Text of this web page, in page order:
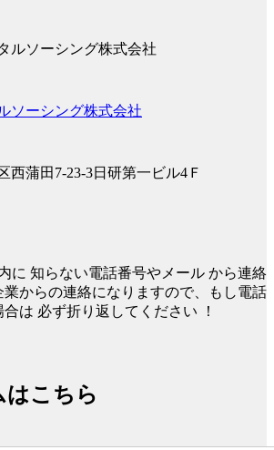
ソーシング株式会社
西蒲田7-23-3日研第一ビル4Ｆ
に 知らない電話番号やメール から連絡
からの連絡になりますので、もし電話
合は 必ず折り返してください ！
はこちら